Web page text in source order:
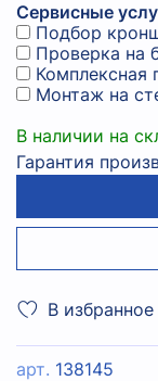
В избранное
арт. 138145
Сервисные
Подбор
Проверка на
Комплексная
Монтаж на
В наличии на
Гарантия